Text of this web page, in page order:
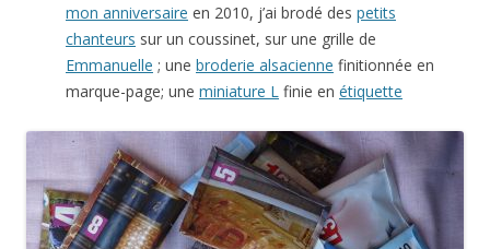
mon anniversaire en 2010, j’ai brodé des petits
chanteurs sur un coussinet, sur une grille de
Emmanuelle ; une broderie alsacienne finitionnée en
marque-page; une miniature L finie en étiquette